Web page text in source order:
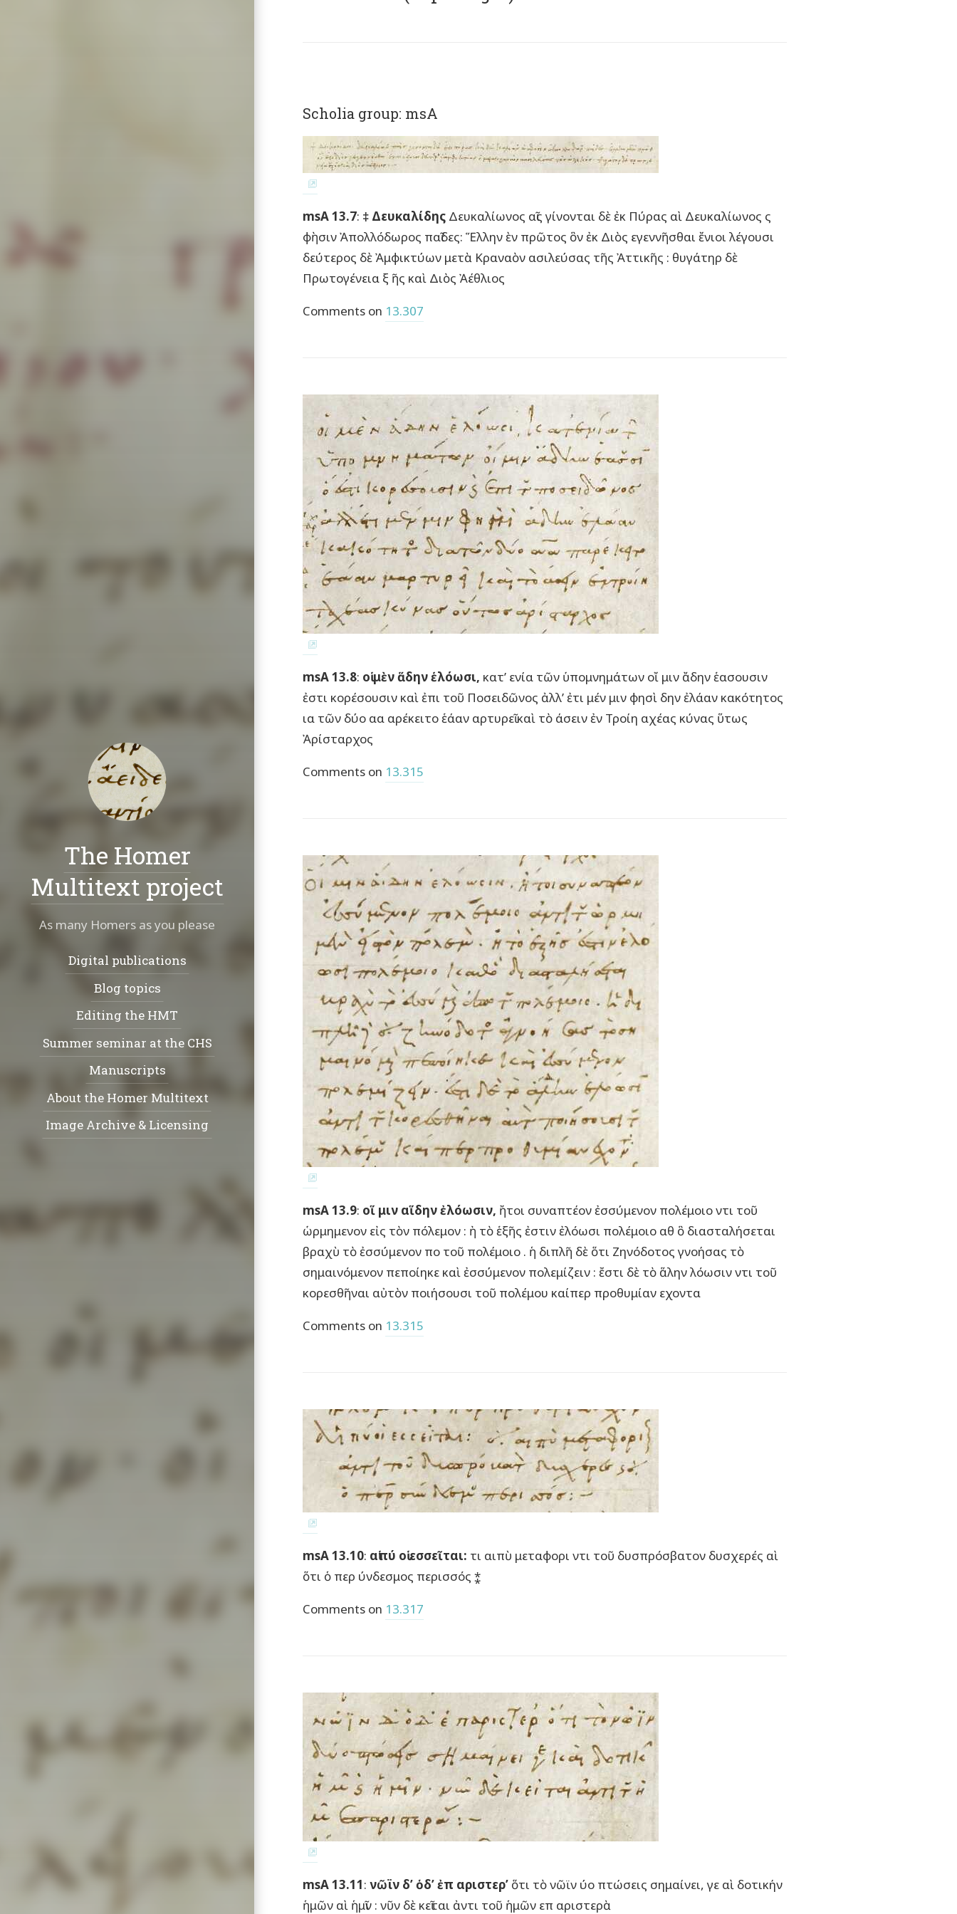
Scholia group: msA
msA 13.7: ‡ Δευκαλίδης Δευκαλίωνος αῖς γίνονται δὲ ἐκ Πύρας αὶ Δευκαλίωνος ς
φὴσιν Ἀπολλόδωρος παῖδες: Ἕλλην ὲν πρῶτος ὃν ἐκ Διὸς εγεννῆσθαι ἔνιοι λέγουσι
δεύτερος δὲ Ἀμφικτύων μετὰ Κραναὸν ασιλεύσας τῆς Ἀττικῆς : θυγάτηρ δὲ
Πρωτογένεια ξ ῆς καὶ Διὸς Ἀέθλιος
Comments on 13.307
msA 13.8: οἱ μὲν ἅδην ἑλόωσι, κατ’ ενία τῶν ὑπομνημάτων οἴ μιν ἄδην ἑασουσιν
ἐστι κορέσουσιν καὶ ἐπι τοῦ Ποσειδῶνος ἀλλ’ ἐτι μέν μιν φησὶ δην ἐλάαν κακότητος
ια τῶν δύο αα αρέκειτο ἑάαν αρτυρεῖ καὶ τὸ άσειν ἐν Τροίη αχέας κύνας ὕτως
Ἀρίσταρχος
Comments on 13.315
msA 13.9: οἵ μιν αἵδην ἐλόωσιν, ἤτοι συναπτέον ἐσσύμενον πολέμοιο ντι τοῦ
ὡρμημενον εἰς τὸν πόλεμον : ἠ τὸ ἑξῆς ἐστιν ἐλόωσι πολέμοιο αθ ὃ διασταλήσεται
βραχὺ τὸ ἐσσύμενον πο τοῦ πολέμοιο . ἡ διπλῆ δὲ ὅτι Ζηνόδοτος γνοήσας τὸ
σημαινόμενον πεποίηκε καὶ ἐσσύμενον πολεμίζειν : ἔστι δὲ τὸ ἅλην λόωσιν ντι τοῦ
κορεσθῆναι αὐτὸν ποιήσουσι τοῦ πολέμου καίπερ προθυμίαν εχοντα
Comments on 13.315
msA 13.10: αἱπύ οἱ εσσεῖται: τι αιπὺ μεταφορι ντι τοῦ δυσπρόσβατον δυσχερές αὶ
ὅτι ὁ περ ύνδεσμος περισσός ⁑
Comments on 13.317
msA 13.11: νῶϊν δ’ ὁδ’ ἐπ αριστερ’ ὅτι τὸ νῶϊν ύο πτώσεις σημαίνει, γε αὶ δοτικήν
ἡμῶν αὶ ἡμῖν : νῦν δὲ κεῖται ἀντι τοῦ ἡμῶν επ αριστερὰ
The Homer
Multitext project
As many Homers as you please
Navigation:
Digital publications
Blog topics
Editing the HMT
Summer seminar at the CHS
Manuscripts
About the Homer Multitext
Image Archive & Licensing